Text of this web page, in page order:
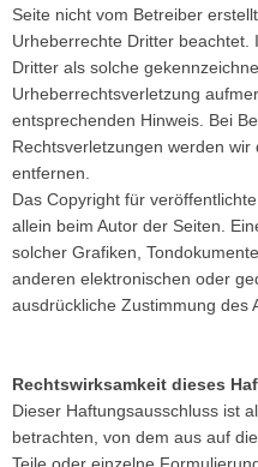
Seite nicht vom Betreiber
Urheberrechte Dritter beachtet.
Dritter als solche
Urheberrechtsverletzung
entsprechenden Hinweis. Bei
Rechtsverletzungen werden
entfernen.
Das Copyright für
allein beim Autor der Seiten.
solcher Grafiken,
anderen elektronischen oder
ausdrückliche Zustimmung des
Rechtswirksamkeit dieses
Dieser Haftungsausschluss ist
betrachten, von dem aus auf